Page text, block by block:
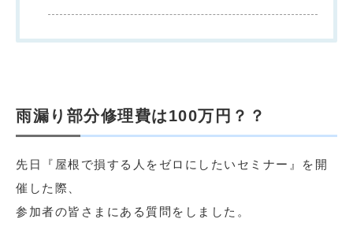
雨漏り部分修理費は100万円？？
先日『屋根で損する人をゼロにしたいセミナー』を開
催した際、
参加者の皆さまにある質問をしました。